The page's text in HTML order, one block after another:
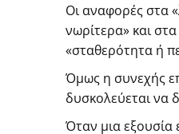
Οι αναφορές στα
νωρίτερα» και
«σταθερότητα ή
Όμως η συνεχής
δυσκολεύεται να
Όταν μια εξουσία